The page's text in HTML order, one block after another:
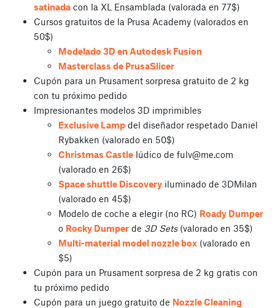
satinada con la XL Ensamblada (valorada en 77$)
Cursos gratuitos de la Prusa Academy (valorados en
50$)
Modelado 3D en Autodesk Fusion
Masterclass de PrusaSlicer
Cupón para un Prusament sorpresa gratuito de 2 kg
con tu próximo pedido
Impresionantes modelos 3D imprimibles
Exclusive Lamp del diseñador respetado Daniel
Rybakken (valorado en 50$)
Christmas Castle lúdico de fulv@me.com
(valorado en 26$)
Space shuttle Discovery iluminado de 3DMilan
(valorado en 45$)
Modelo de coche a elegir (no RC) Roady Dumper
o Rocky Dumper de 3D Sets(valorado en 35$)
Multi-material model nozzle box (valorado en
$5)
Cupón para un Prusament sorpresa de 2 kg gratis con
tu próximo pedido
Cupón para un juego gratuito de Nozzle Cleaning